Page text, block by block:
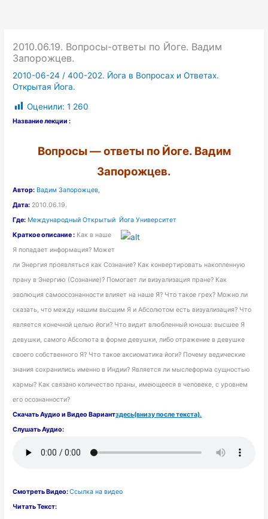
2010.06.19. Вопросы-ответы по Йоге. Вадим
Запорожцев.
2010-06-24 /400-202. Йога в Вопросах и Ответах.
Открытая Йога.
Оценили: 1 260
Название лекции :
Вопросы — ответы по Йоге. Вадим
Запорожцев.
Автор: Вадим Запорожцев,
Дата: 2010.06.19.
Где: Международный Открытый Йога Университет
Краткое описание : Как в наше
Я попадает информация? Может
ли Энергия проявляться как Сознание? Как конвертировать накопленную
прану в Энергию (Сознание)? Помогает ли визуализация пране? Как
эволюция самоосознанности влияет на наше Я? Что такое грех? Можно ли
сказать, что между нашим высшим Я и Абсолютом есть визуализация? Что
является конечной целью йоги? Что видит влюбленный юноша: высшее Я
девушки, самого Абсолюта в форме девушки, либо отражение в девушке
своего собственного Я? Что такое аксиоматика йоги? Почему ведические
знания сохранились именно в Индии? Является ли мыслеформа сущностью
кармы? Как связано количество праны, имеющееся в человеке, с уровнем
его осознанности?
Скачать Аудио и Видео Вариантздесь(внизу после текста).
Слушать Аудио:
Смотреть Видео:Ссылка на видео
Читать Текст: